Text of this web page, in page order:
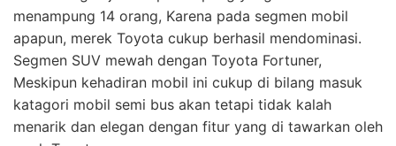
menampung 14 orang, Karena pada segmen mobil
apapun, merek Toyota cukup berhasil mendominasi.
Segmen SUV mewah dengan Toyota Fortuner,
Meskipun kehadiran mobil ini cukup di bilang masuk
katagori mobil semi bus akan tetapi tidak kalah
menarik dan elegan dengan fitur yang di tawarkan oleh